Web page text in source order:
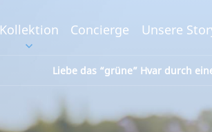
Kollektion Concierge Unsere
Liebe das “grüne” Hvar durch